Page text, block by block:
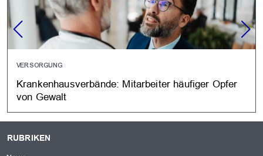
VERSORGUNG
Krankenhausverbände: Mitarbeiter häufiger Opfer
von Gewalt
RUBRIKEN